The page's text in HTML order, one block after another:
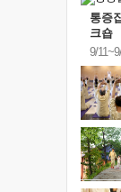
통증
크숍
9/